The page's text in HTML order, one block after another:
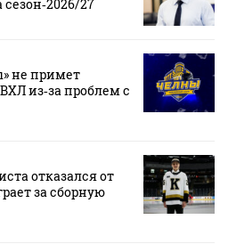
27
не примет
из‑за проблем с
отказался от
за сборную